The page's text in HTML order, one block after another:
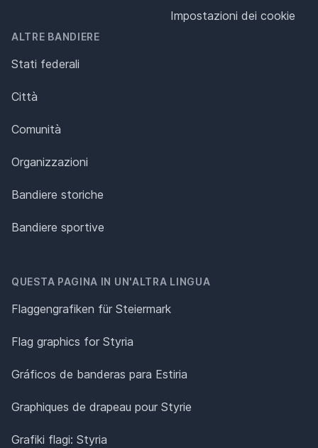
ALTRE BANDIERE
Stati federali
Città
Comunità
Organizzazioni
Bandiere storiche
Bandiere sportive
Impostazioni dei cookie
QUESTA PAGINA IN UN'ALTRA LINGUA
Flaggengrafiken für Steiermark
Flag graphics for Styria
Gráficos de banderas para Estiria
Graphiques de drapeau pour Styrie
Grafiki flagi: Styria